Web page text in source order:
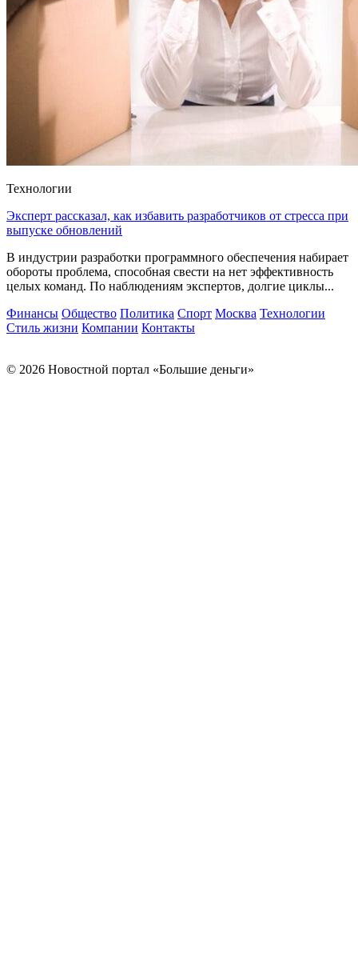
Технологии
Эксперт рассказал, как избавить разработчиков от стресса при
выпуске обновлений
В индустрии разработки программного обеспечения набирает
обороты проблема, способная свести на нет эффективность
целых команд. По наблюдениям экспертов, долгие циклы...
Финансы Общество Политика Спорт Москва Технологии
Стиль жизни Компании Контакты
© 2026 Новостной портал «Большие деньги»